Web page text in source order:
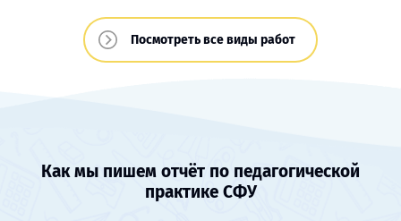
Посмотреть все виды работ
Как мы пишем отчёт по педагогической
практике СФУ